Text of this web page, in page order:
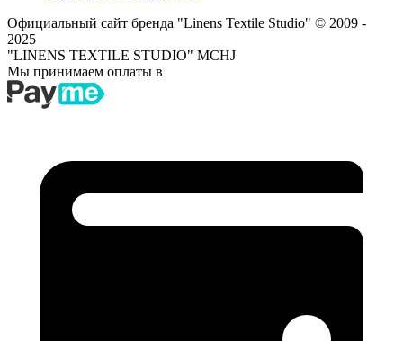
Официальный сайт бренда "Linens Textile Studio" © 2009 -
2025
"LINENS TEXTILE STUDIO" MCHJ
Мы принимаем оплаты в